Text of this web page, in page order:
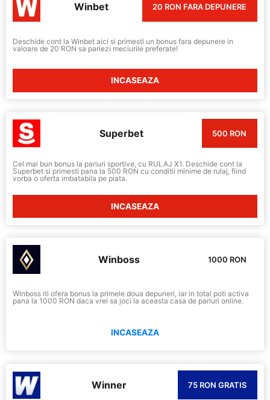
Winbet 20 RON FARA DEPUNERE
Deschide cont la Winbet aici si primesti un bonus fara depunere in
valoare de 20 RON sa pariezi meciurile preferate!
INCASEAZA
Superbet 500 RON
Cel mai bun bonus la pariuri sportive, cu RULAJ X1. Deschide cont la
Superbet si primesti pana la 500 RON cu conditii minime de rulaj, fiind
vorba o oferta imbatabila pe piata.
INCASEAZA
Winboss 1000 RON
Winboss iti ofera bonus la primele doua depuneri, iar in total poti activa
pana la 1000 RON daca vrei sa joci la aceasta casa de pariuri online.
INCASEAZA
Winner 75 RON GRATIS